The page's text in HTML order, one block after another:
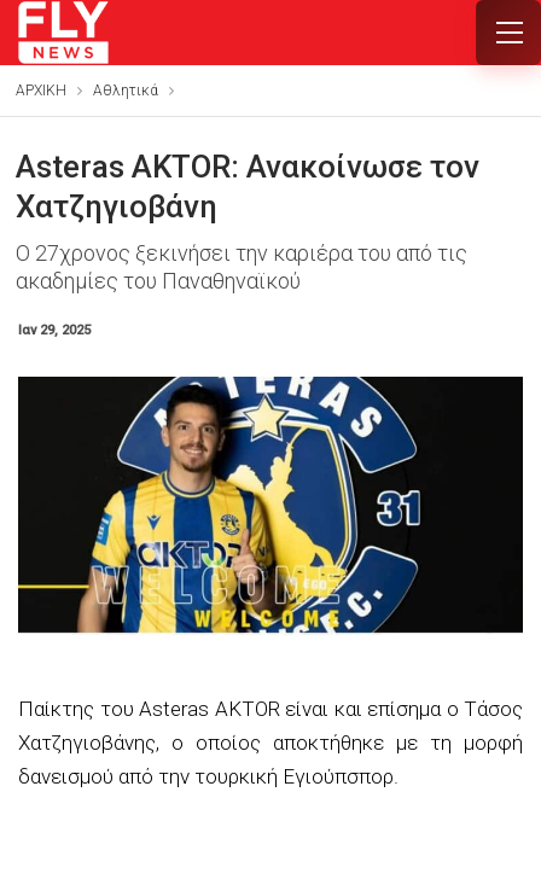
ΑΡΧΙΚΗ Αθλητικά
Asteras AKTOR: Ανακοίνωσε τον
Χατζηγιοβάνη
Ο 27χρονος ξεκινήσει την καριέρα του από τις
ακαδημίες του Παναθηναϊκού
Ιαν 29, 2025
Παίκτης του Asteras AKTOR είναι και επίσημα ο Τάσος
Χατζηγιοβάνης, ο οποίος αποκτήθηκε με τη μορφή
δανεισμού από την τουρκική Εγιούπσπορ.